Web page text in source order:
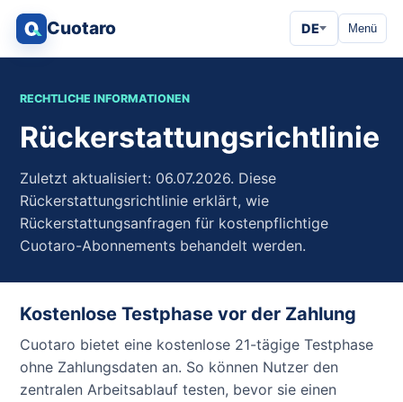
Cuotaro DE Menü
RECHTLICHE INFORMATIONEN
Rückerstattungsrichtlinie
Zuletzt aktualisiert: 06.07.2026. Diese
Rückerstattungsrichtlinie erklärt, wie
Rückerstattungsanfragen für kostenpflichtige
Cuotaro-Abonnements behandelt werden.
Kostenlose Testphase vor der Zahlung
Cuotaro bietet eine kostenlose 21-tägige Testphase
ohne Zahlungsdaten an. So können Nutzer den
zentralen Arbeitsablauf testen, bevor sie einen